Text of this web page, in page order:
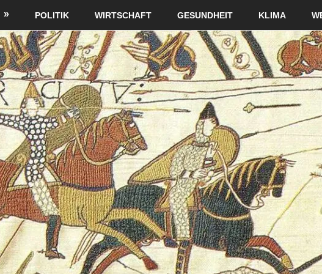
POLITIK WIRTSCHAFT GESUNDHEIT KLIMA